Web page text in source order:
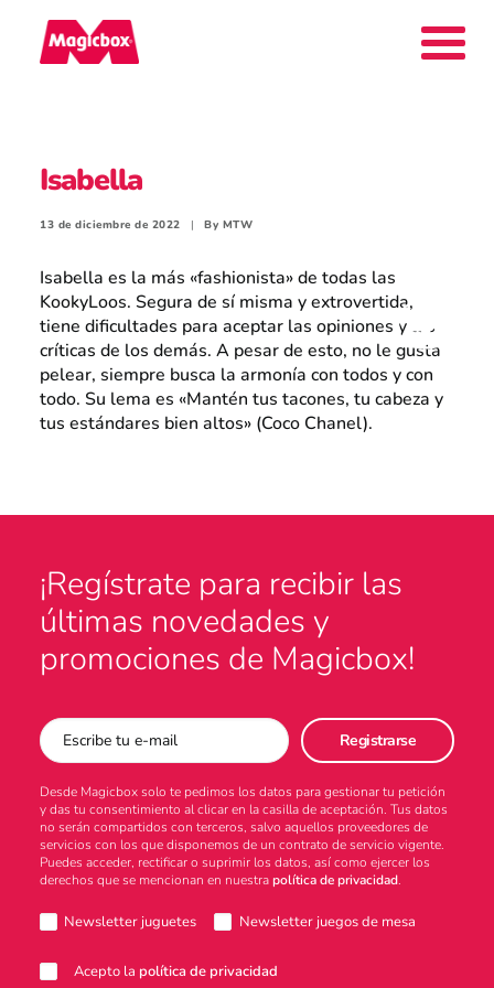
Collectors Area
Compañía
Contacto
Careers
Intranet
España
Search
Isabella
13 de diciembre de 2022 | By MTW
Isabella es la más «fashionista» de todas las
KookyLoos. Segura de sí misma y extrovertida,
tiene dificultades para aceptar las opiniones y las
críticas de los demás. A pesar de esto, no le gusta
pelear, siempre busca la armonía con todos y con
todo. Su lema es «Mantén tus tacones, tu cabeza y
tus estándares bien altos» (Coco Chanel).
¡Regístrate para recibir las
últimas novedades y
promociones de Magicbox!
Desde Magicbox solo te pedimos los datos para gestionar tu petición
y das tu consentimiento al clicar en la casilla de aceptación. Tus datos
no serán compartidos con terceros, salvo aquellos proveedores de
servicios con los que disponemos de un contrato de servicio vigente.
Puedes acceder, rectificar o suprimir los datos, así como ejercer los
derechos que se mencionan en nuestrapolítica de privacidad.
Newsletter juguetes Newsletter juegos de mesa
Acepto la política de privacidad